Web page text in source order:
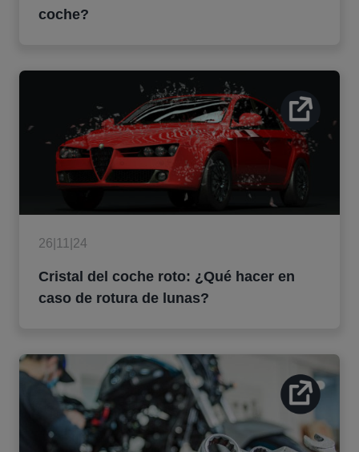
coche?
26|11|24
Cristal del coche roto: ¿Qué hacer en
caso de rotura de lunas?